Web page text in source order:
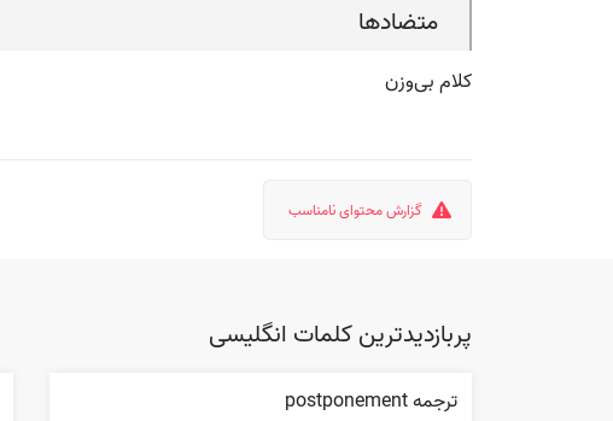
متضادها
کلام بی‌وزن
گزارش محتوای نامناسب
پربازدیدترین کلمات انگلیسی
ترجمه postponement